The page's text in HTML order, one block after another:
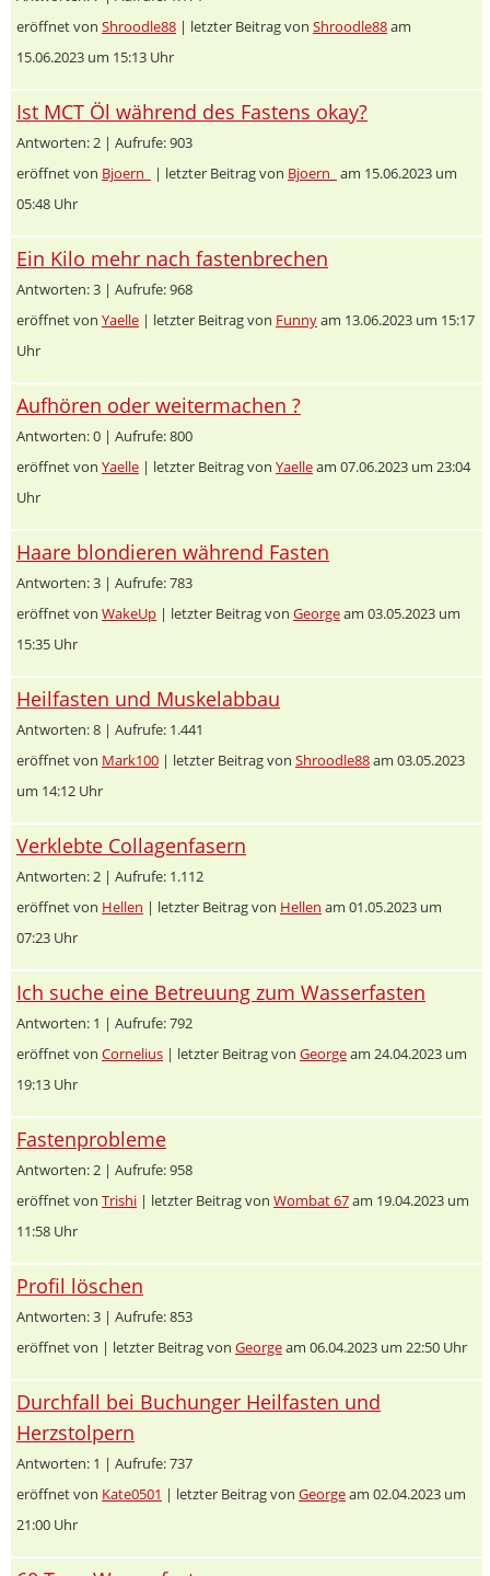
eröffnet von Shroodle88 | letzter Beitrag von Shroodle88am
15.06.2023 um 15:13 Uhr
Ist MCT Öl während des Fastens okay?
Antworten: 2 | Aufrufe: 903
eröffnet von Bjoern_ | letzter Beitrag von Bjoern_ am 15.06.2023 um
05:48 Uhr
Ein Kilo mehr nach fastenbrechen
Antworten: 3 | Aufrufe: 968
eröffnet von Yaelle | letzter Beitrag von Funnyam 13.06.2023 um 15:17
Uhr
Aufhören oder weitermachen ?
Antworten: 0 | Aufrufe: 800
eröffnet von Yaelle | letzter Beitrag von Yaelleam 07.06.2023 um 23:04
Uhr
Haare blondieren während Fasten
Antworten: 3 | Aufrufe: 783
eröffnet von WakeUp | letzter Beitrag von Georgeam 03.05.2023 um
15:35 Uhr
Heilfasten und Muskelabbau
Antworten: 8 | Aufrufe: 1.441
eröffnet von Mark100 | letzter Beitrag von Shroodle88am 03.05.2023
um 14:12 Uhr
Verklebte Collagenfasern
Antworten: 2 | Aufrufe: 1.112
eröffnet von Hellen | letzter Beitrag von Hellen am 01.05.2023 um
07:23 Uhr
Ich suche eine Betreuung zum Wasserfasten
Antworten: 1 | Aufrufe: 792
eröffnet von Cornelius | letzter Beitrag von Georgeam 24.04.2023 um
19:13 Uhr
Fastenprobleme
Antworten: 2 | Aufrufe: 958
eröffnet von Trishi | letzter Beitrag von Wombat 67am 19.04.2023 um
11:58 Uhr
Profil löschen
Antworten: 3 | Aufrufe: 853
eröffnet von | letzter Beitrag von Georgeam 06.04.2023 um 22:50 Uhr
Durchfall bei Buchunger Heilfasten und
Herzstolpern
Antworten: 1 | Aufrufe: 737
eröffnet von Kate0501 | letzter Beitrag von Georgeam 02.04.2023 um
21:00 Uhr